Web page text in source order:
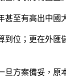
至有高出中
到位；更在外
旦方案備妥，